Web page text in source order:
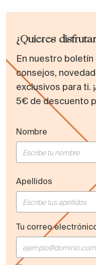
¿Quieres
En nuestro
consejos,
exclusivos para ti.
5€ de descuento
Nombre
Apellidos
Tu correo